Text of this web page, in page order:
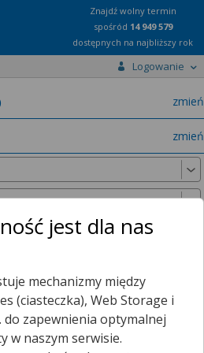
Znajdź wolny termin
spośród 14 949 579
dostępnych na najbliższy rok
Logowanie
zmień
zmień
w promieniu25 km , dlatego
do
50 km
jest dla nas
mechanizmy między
(ciasteczka), Web Storage i
do zapewnienia optymalnej
w naszym serwisie.